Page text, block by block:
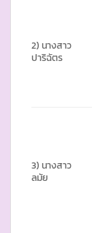
2) นางสาว
ปาริฉัตร
3) นางสาว
ลมัย